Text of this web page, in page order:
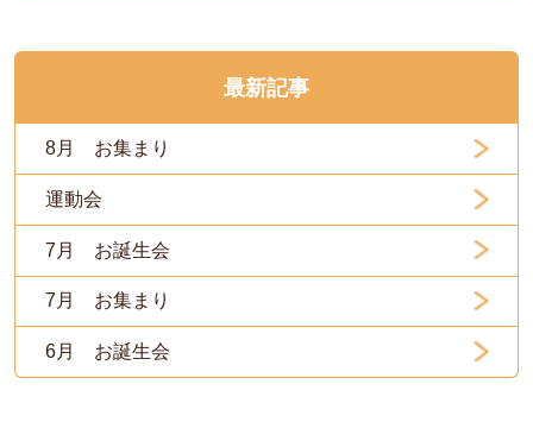
最新記事
8月 お集まり
運動会
7月 お誕生会
7月 お集まり
6月 お誕生会